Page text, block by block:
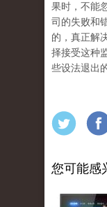
果时，不能
司的失败和
的，真正解
择接受这种
些设法退出
您可能感